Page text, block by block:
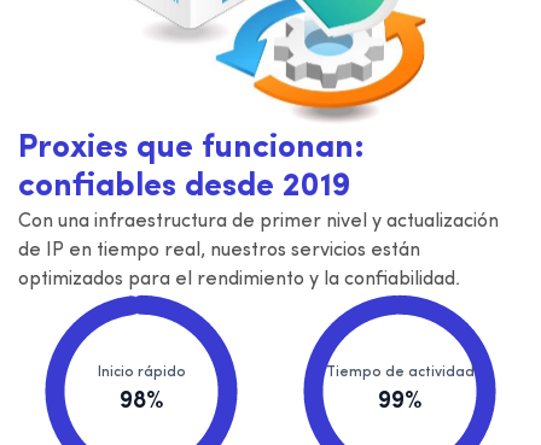
Proxies que funcionan:
confiables desde 2019
Con una infraestructura de primer nivel y actualización
de IP en tiempo real, nuestros servicios están
optimizados para el rendimiento y la confiabilidad.
Inicio rápido
98%
Tiempo de actividad
99%